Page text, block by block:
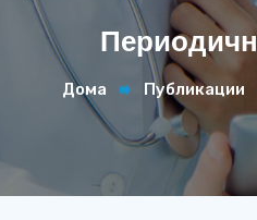
Дома Публикации